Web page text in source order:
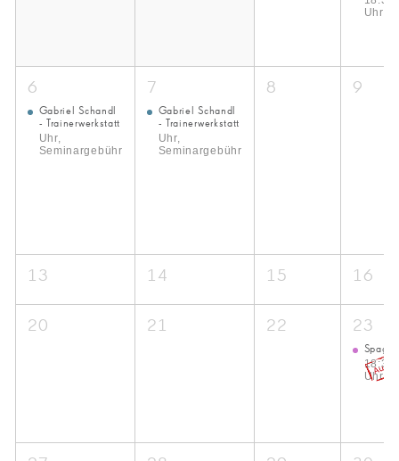
Uhr,
6
Gabriel Schandl
- Trainerwerkstatt
Uhr,
Seminargebühr
7
Gabriel Schandl
- Trainerwerkstatt
Uhr,
Seminargebühr
8 9
13 14 15 16
20 21 22 23
Uhr,